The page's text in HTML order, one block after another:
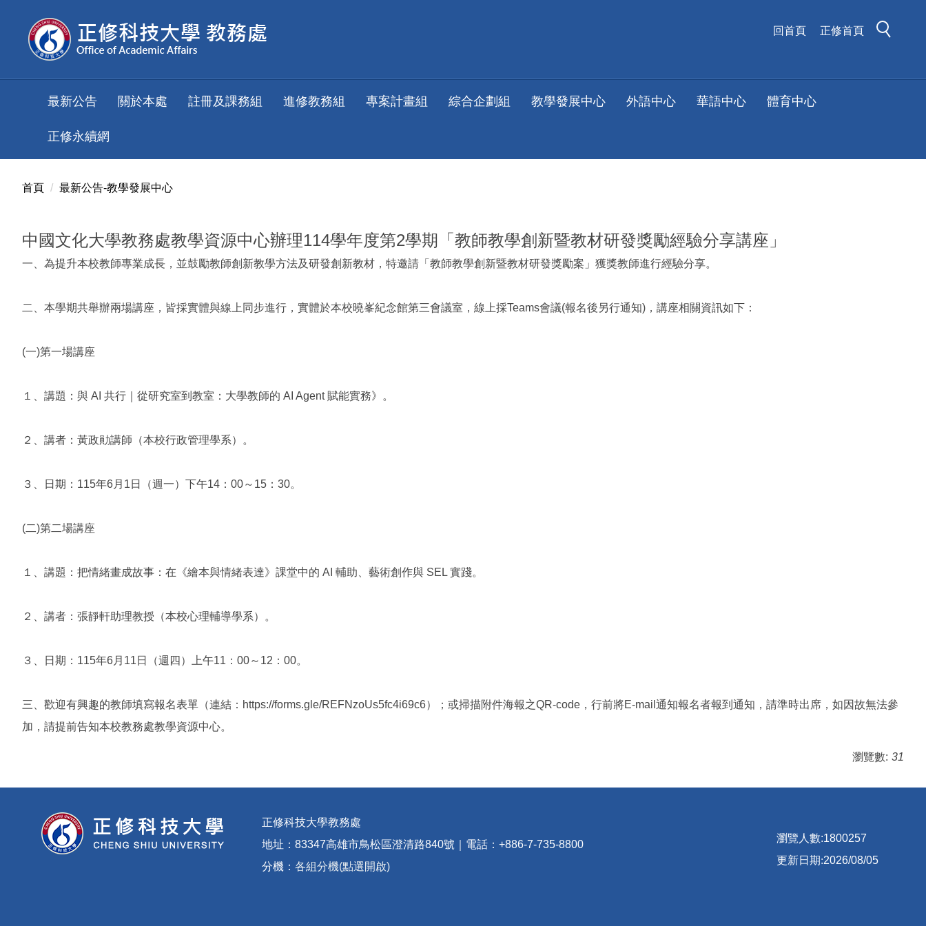
內
回首頁 正修首頁
最新公告 關於本處 註冊及課務組 進修教務組 專案計畫組 綜合企劃組 教學發展中心 外語中心 華語中心 體育中心
正修永續網
首頁 最新公告-教學發展中心
中國文化大學教務處教學資源中心辦理114學年度第2學期「教師教學創新暨教材研發獎勵經驗分享講座」
一、為提升本校教師專業成長，並鼓勵教師創新教學方法及研發創新教材，特邀請「教師教學創新暨教材研發獎勵案」獲獎教師進行經驗分享。
二、本學期共舉辦兩場講座，皆採實體與線上同步進行，實體於本校曉峯紀念館第三會議室，線上採Teams會議(報名後另行通知)，講座相關資訊如下：
(一)第一場講座
１、講題：與 AI 共行｜從研究室到教室：大學教師的 AI Agent 賦能實務》。
２、講者：黃政勛講師（本校行政管理學系）。
３、日期：115年6月1日（週一）下午14：00～15：30。
(二)第二場講座
１、講題：把情緒畫成故事：在《繪本與情緒表達》課堂中的 AI 輔助、藝術創作與 SEL 實踐。
２、講者：張靜軒助理教授（本校心理輔導學系）。
３、日期：115年6月11日（週四）上午11：00～12：00。
三、歡迎有興趣的教師填寫報名表單（連結：https://forms.gle/REFNzoUs5fc4i69c6）；或掃描附件海報之QR-code，行前將E-mail通知報名者報到通知，請準時出席，如因故無法參
加，請提前告知本校教務處教學資源中心。
瀏覽數: 31
正修科技大學教務處
地址：83347高雄市鳥松區澄清路840號｜電話：+886-7-735-8800
分機：各組分機(點選開啟)
瀏覽人數:1800257
更新日期:2026/08/05